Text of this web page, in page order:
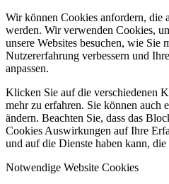
Wir können Cookies anfordern, die
werden. Wir verwenden Cookies,
unsere Websites besuchen, wie Sie
Nutzererfahrung verbessern und
anpassen.
Klicken Sie auf die verschiedenen
mehr zu erfahren. Sie können auch
ändern. Beachten Sie, dass das
Cookies Auswirkungen auf Ihre
und auf die Dienste haben kann,
Notwendige Website Cookies